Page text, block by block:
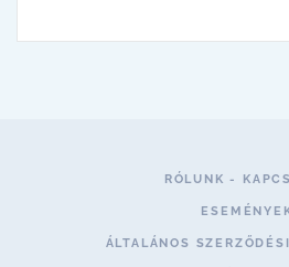
RÓLUNK -
ÁLTALÁNOS